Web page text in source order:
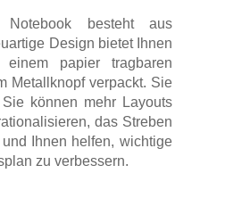
Notebook besteht aus
Design bietet Ihnen
papier tragbaren
Metallknopf verpackt. Sie
können mehr Layouts
das Streben
Ihnen helfen, wichtige
zu verbessern.